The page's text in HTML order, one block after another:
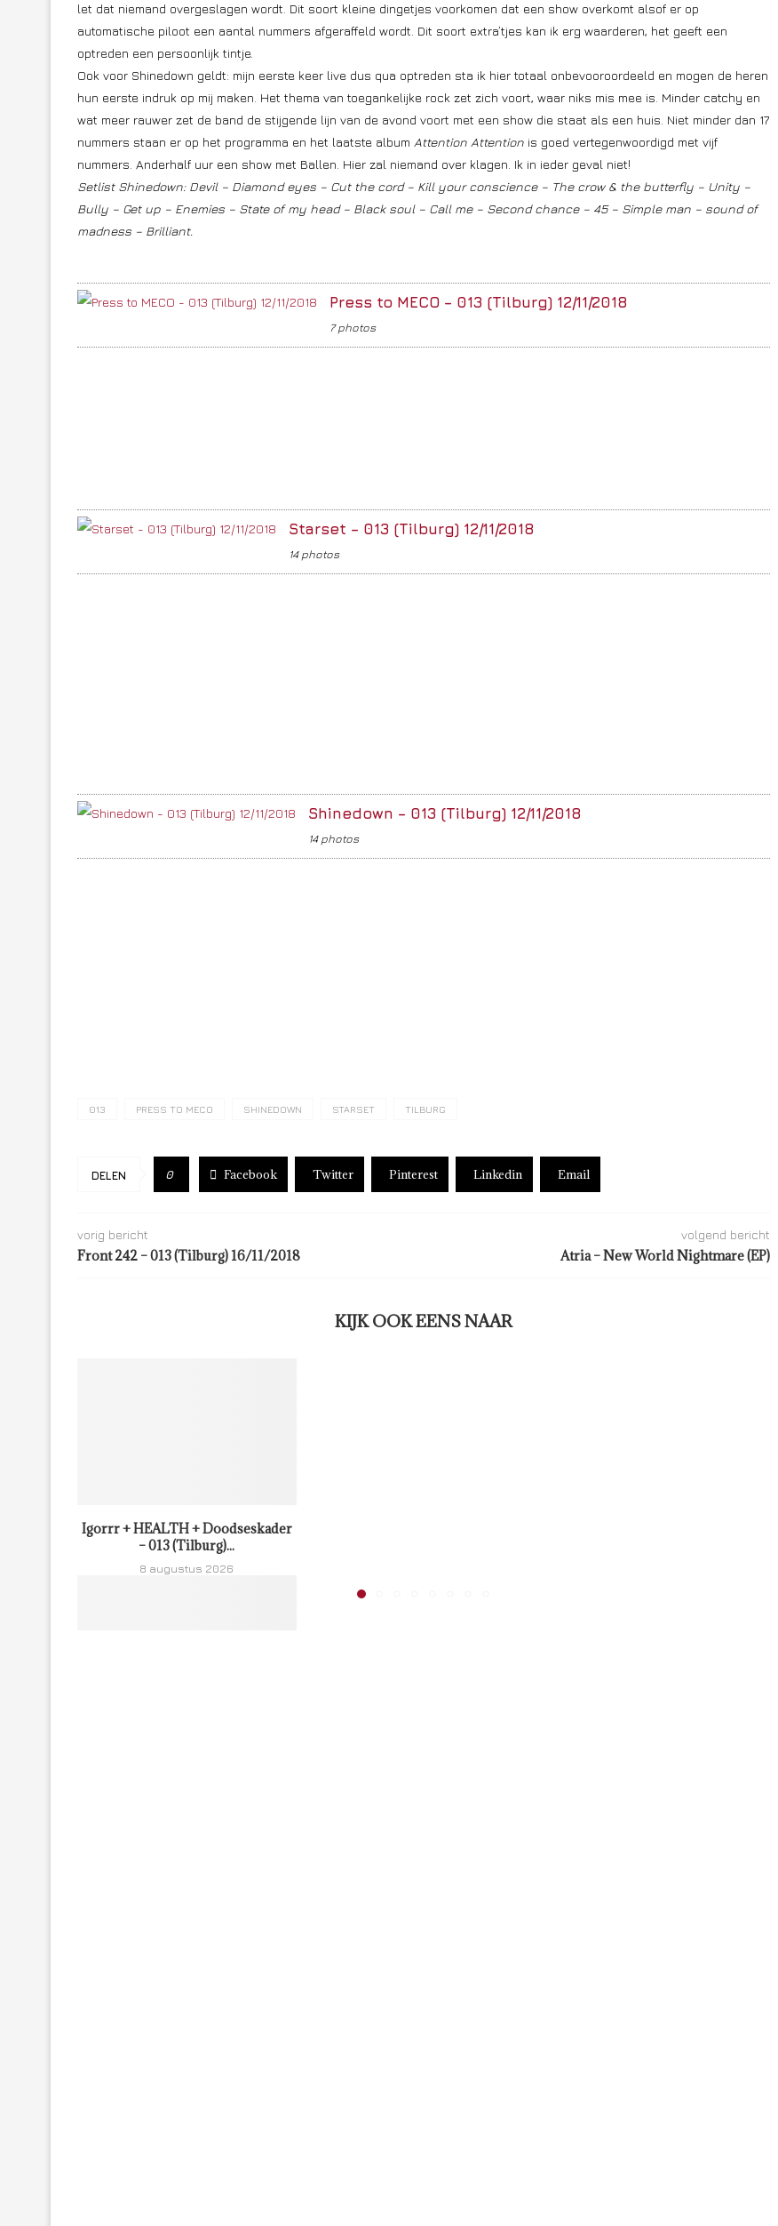
let dat niemand overgeslagen wordt. Dit soort kleine dingetjes voorkomen dat een show overkomt alsof er op
automatische piloot een aantal nummers afgeraffeld wordt. Dit soort extra’tjes kan ik erg waarderen, het geeft een
optreden een persoonlijk tintje.
Ook voor Shinedown geldt: mijn eerste keer live dus qua optreden sta ik hier totaal onbevooroordeeld en mogen de heren
hun eerste indruk op mij maken. Het thema van toegankelijke rock zet zich voort, waar niks mis mee is. Minder catchy en
wat meer rauwer zet de band de stijgende lijn van de avond voort met een show die staat als een huis. Niet minder dan 17
nummers staan er op het programma en het laatste album Attention Attention is goed vertegenwoordigd met vijf
nummers. Anderhalf uur een show met Ballen. Hier zal niemand over klagen. Ik in ieder geval niet!
Setlist Shinedown: Devil – Diamond eyes – Cut the cord – Kill your conscience – The crow & the butterfly – Unity –
Bully – Get up – Enemies – State of my head – Black soul – Call me – Second chance – 45 – Simple man – sound of
madness – Brilliant.
Press to MECO – 013 (Tilburg) 12/11/2018
7 photos
Starset – 013 (Tilburg) 12/11/2018
14 photos
Shinedown – 013 (Tilburg) 12/11/2018
14 photos
013 PRESS TO MECO SHINEDOWN STARSET TILBURG
DELEN 0 Facebook Twitter Pinterest Linkedin Email
vorig bericht
Front 242 – 013 (Tilburg) 16/11/2018
volgend bericht
Atria – New World Nightmare (EP)
KIJK OOK EENS NAAR
Igorrr + HEALTH + Doodseskader
– 013 (Tilburg)...
8 augustus 2026